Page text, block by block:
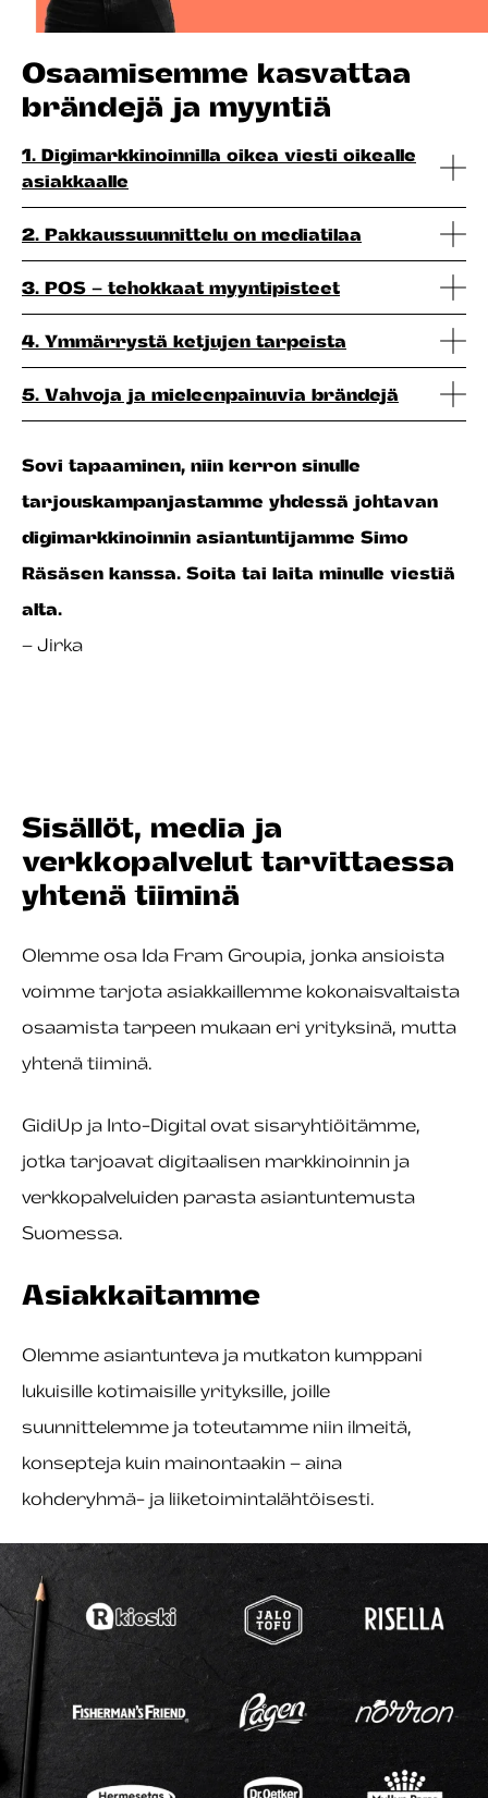
Osaamisemme kasvattaa
brändejä ja myyntiä
1. Digimarkkinoinnilla oikea viesti oikealle
asiakkaalle
2. Pakkaussuunnittelu on mediatilaa
3. POS – tehokkaat myyntipisteet
4. Ymmärrystä ketjujen tarpeista
5. Vahvoja ja mieleenpainuvia brändejä
Sovi tapaaminen, niin kerron sinulle
tarjouskampanjastamme yhdessä johtavan
digimarkkinoinnin asiantuntijamme Simo
Räsäsen kanssa. Soita tai laita minulle viestiä
alta.
–Jirka
Sisällöt, media ja
verkkopalvelut tarvittaessa
yhtenä tiiminä
Olemme osa Ida Fram Groupia, jonka ansioista
voimme tarjota asiakkaillemme kokonaisvaltaista
osaamista tarpeen mukaan eri yrityksinä, mutta
yhtenä tiiminä.
GidiUp ja Into-Digital ovat sisaryhtiöitämme,
jotka tarjoavat digitaalisen markkinoinnin ja
verkkopalveluiden parasta asiantuntemusta
Suomessa.
Asiakkaitamme
Olemme asiantunteva ja mutkaton kumppani
lukuisille kotimaisille yrityksille, joille
suunnittelemme ja toteutamme niin ilmeitä,
konsepteja kuin mainontaakin – aina
kohderyhmä- ja liiketoimintalähtöisesti.